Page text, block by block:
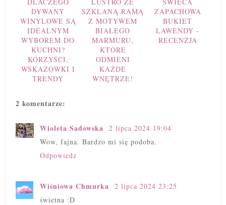
DLACZEGO
DYWANY
WINYLOWE SĄ
IDEALNYM
WYBOREM DO
KUCHNI?
KORZYŚCI,
WSKAZÓWKI I
TRENDY
LUSTRO ZE
SZKLANĄ RAMĄ
Z MOTYWEM
BIAŁEGO
MARMURU,
KTÓRE
ODMIENI
KAŻDE
WNĘTRZE!
ŚWIECA
ZAPACHOWA
BUKIET
LAWENDY -
RECENZJA
2 komentarze:
Wioleta Sadowska
2 lipca 2024 19:04
Wow, fajna. Bardzo mi się podoba.
Odpowiedz
Wiśniowa Chmurka
2 lipca 2024 23:25
świetna :D